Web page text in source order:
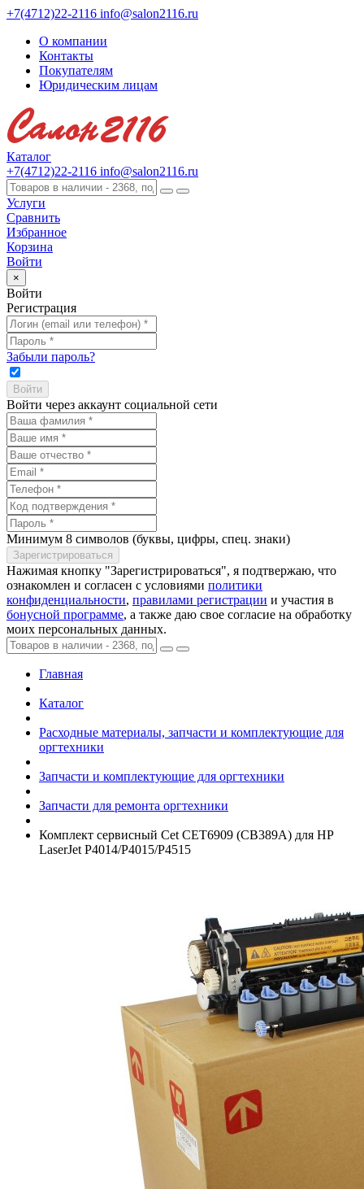
+7(4712)22-2116 info@salon2116.ru
О компании
Контакты
Покупателям
Юридическим лицам
Каталог
+7(4712)22-2116 info@salon2116.ru
Услуги
Сравнить
Избранное
Корзина
Войти
×
Войти
Регистрация
Забыли пароль?
Войти через аккаунт социальной сети
Минимум 8 символов (буквы, цифры, спец. знаки)
Нажимая кнопку "Зарегистрироваться", я подтвержаю, что
ознакомлен и согласен с условиями политики
конфиденциальности, правилами регистрации и участия в
бонусной программе, а также даю свое согласие на обработку
моих персональных данных.
Главная
Каталог
Расходные материалы, запчасти и комплектующие для
оргтехники
Запчасти и комплектующие для оргтехники
Запчасти для ремонта оргтехники
Комплект сервисный Cet CET6909 (CB389A) для HP
LaserJet P4014/­P4015/­P4515